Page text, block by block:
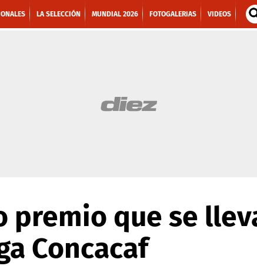
LA SELECCIÓN MUNDIAL 2026 FOTOGALERIAS VIDEOS
premio que se
Concacaf